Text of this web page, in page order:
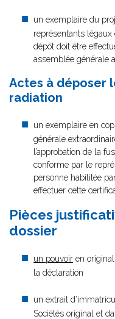
un exemplaire du
représentants légaux
dépôt doit être
assemblée générale
Actes à déposer
radiation
un exemplaire en
générale
l’approbation de la
conforme par le
personne habilitée
effectuer cette
Pièces
dossier
un pouvoir en
la déclaration
un extrait
Sociétés original et